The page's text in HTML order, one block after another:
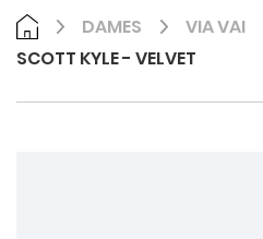
DAMES
VIA VAI
SCOTT KYLE - VELVET